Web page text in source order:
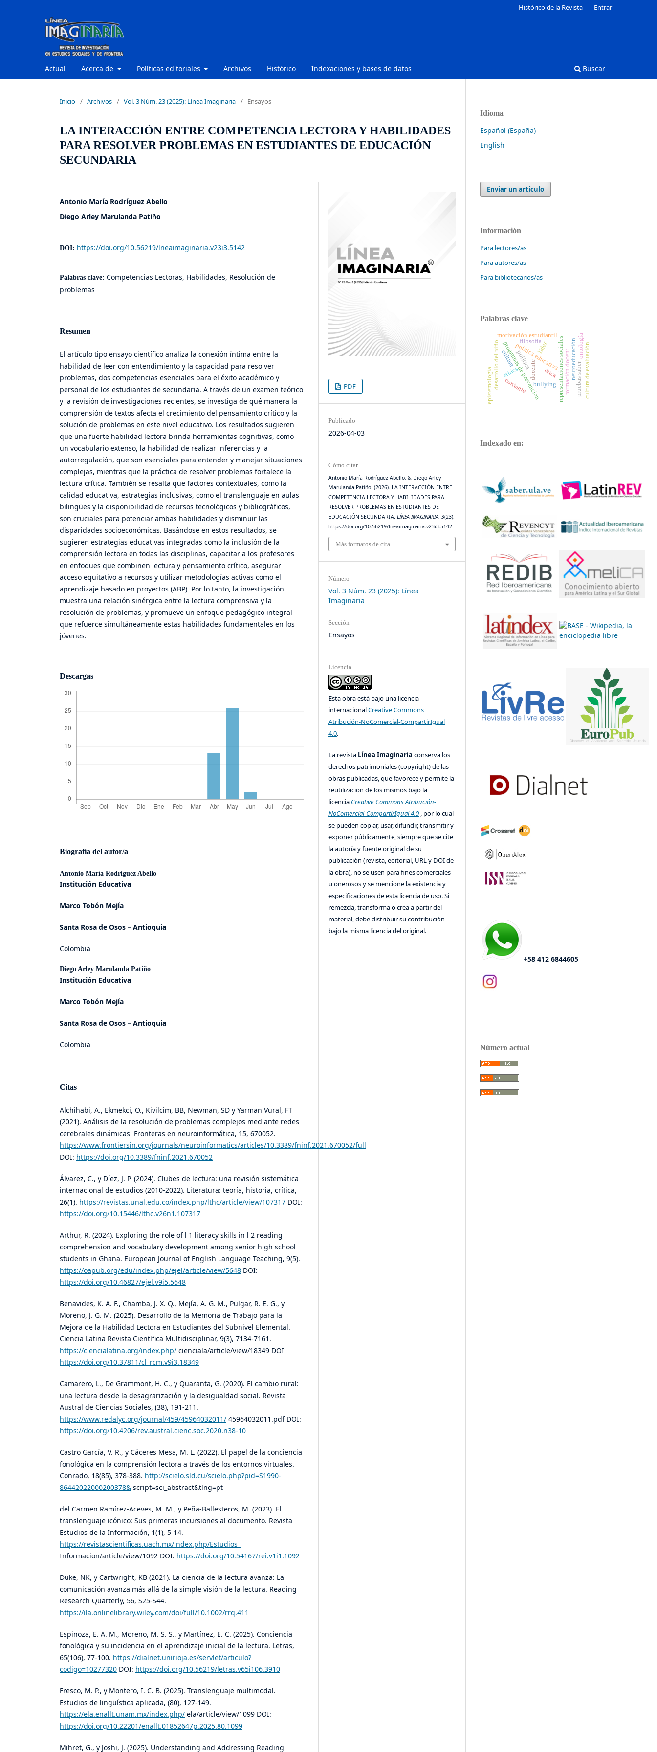
Actual Acerca de Políticas editoriales Archivos Histórico Indexaciones y bases de datos Buscar
Histórico de la Revista Entrar
Inicio / Archivos / Vol. 3 Núm. 23 (2025): Línea Imaginaria / Ensayos
LA INTERACCIÓN ENTRE COMPETENCIA LECTORA Y HABILIDADES
PARA RESOLVER PROBLEMAS EN ESTUDIANTES DE EDUCACIÓN
SECUNDARIA
Antonio María Rodríguez Abello
Diego Arley Marulanda Patiño
DOI: https://doi.org/10.56219/lneaimaginaria.v23i3.5142
Palabras clave: Competencias Lectoras, Habilidades, Resolución de
problemas
Resumen
El artículo tipo ensayo científico analiza la conexión íntima entre la
habilidad de leer con entendimiento y la capacidad para resolver
problemas, dos competencias esenciales para el éxito académico y
personal de los estudiantes de secundaria. A través de un examen teórico
y la revisión de investigaciones recientes, se investiga de qué manera la
comprensión de textos afecta el crecimiento del pensamiento crítico y la
solución de problemas en este nivel educativo. Los resultados sugieren
que una fuerte habilidad lectora brinda herramientas cognitivas, como
un vocabulario extenso, la habilidad de realizar inferencias y la
autorregulación, que son esenciales para entender y manejar situaciones
complejas, mientras que la práctica de resolver problemas fortalece la
lectura crítica. También se resalta que factores contextuales, como la
calidad educativa, estrategias inclusivas, como el translenguaje en aulas
bilingües y la disponibilidad de recursos tecnológicos y bibliográficos,
son cruciales para potenciar ambas habilidades y disminuir las
disparidades socioeconómicas. Basándose en estos resultados, se
sugieren estrategias educativas integradas como la inclusión de la
comprensión lectora en todas las disciplinas, capacitar a los profesores
en enfoques que combinen lectura y pensamiento crítico, asegurar
acceso equitativo a recursos y utilizar metodologías activas como el
aprendizaje basado en proyectos (ABP). Por lo tanto, la investigación
muestra una relación sinérgica entre la lectura comprensiva y la
resolución de problemas, y promueve un enfoque pedagógico integral
que refuerce simultáneamente estas habilidades fundamentales en los
jóvenes.
Descargas
Biografía del autor/a
Antonio María Rodríguez Abello
Institución Educativa
Marco Tobón Mejía
Santa Rosa de Osos – Antioquia
Colombia
Diego Arley Marulanda Patiño
Institución Educativa
Marco Tobón Mejía
Santa Rosa de Osos – Antioquia
Colombia
Citas
Alchihabi, A., Ekmekci, O., Kivilcim, BB, Newman, SD y Yarman Vural, FT
(2021). Análisis de la resolución de problemas complejos mediante redes
cerebrales dinámicas. Fronteras en neuroinformática, 15, 670052.
https://www.frontiersin.org/journals/neuroinformatics/articles/10.3389/fninf.2021.670052/full
DOI: https://doi.org/10.3389/fninf.2021.670052
Álvarez, C., y Díez, J. P. (2024). Clubes de lectura: una revisión sistemática
internacional de estudios (2010-2022). Literatura: teoría, historia, crítica,
26(1). https://revistas.unal.edu.co/index.php/lthc/article/view/107317 DOI:
https://doi.org/10.15446/lthc.v26n1.107317
Arthur, R. (2024). Exploring the role of l 1 literacy skills in l 2 reading
comprehension and vocabulary development among senior high school
students in Ghana. European Journal of English Language Teaching, 9(5).
https://oapub.org/edu/index.php/ejel/article/view/5648 DOI:
https://doi.org/10.46827/ejel.v9i5.5648
Benavides, K. A. F., Chamba, J. X. Q., Mejía, A. G. M., Pulgar, R. E. G., y
Moreno, J. G. M. (2025). Desarrollo de la Memoria de Trabajo para la
Mejora de la Habilidad Lectora en Estudiantes del Subnivel Elemental.
Ciencia Latina Revista Científica Multidisciplinar, 9(3), 7134-7161.
https://ciencialatina.org/index.php/ cienciala/article/view/18349 DOI:
https://doi.org/10.37811/cl_rcm.v9i3.18349
Camarero, L., De Grammont, H. C., y Quaranta, G. (2020). El cambio rural:
una lectura desde la desagrarización y la desigualdad social. Revista
Austral de Ciencias Sociales, (38), 191-211.
https://www.redalyc.org/journal/459/45964032011/ 45964032011.pdf DOI:
https://doi.org/10.4206/rev.austral.cienc.soc.2020.n38-10
Castro García, V. R., y Cáceres Mesa, M. L. (2022). El papel de la conciencia
fonológica en la comprensión lectora a través de los entornos virtuales.
Conrado, 18(85), 378-388. http://scielo.sld.cu/scielo.php?pid=S1990-
86442022000200378& script=sci_abstract&tlng=pt
del Carmen Ramírez-Aceves, M. M., y Peña-Ballesteros, M. (2023). El
translenguaje icónico: Sus primeras incursiones al documento. Revista
Estudios de la Información, 1(1), 5-14.
https://revistascientificas.uach.mx/index.php/Estudios_
Informacion/article/view/1092 DOI: https://doi.org/10.54167/rei.v1i1.1092
Duke, NK, y Cartwright, KB (2021). La ciencia de la lectura avanza: La
comunicación avanza más allá de la simple visión de la lectura. Reading
Research Quarterly, 56, S25-S44.
https://ila.onlinelibrary.wiley.com/doi/full/10.1002/rrq.411
Espinoza, E. A. M., Moreno, M. S. S., y Martínez, E. C. (2025). Conciencia
fonológica y su incidencia en el aprendizaje inicial de la lectura. Letras,
65(106), 77-100. https://dialnet.unirioja.es/servlet/articulo?
codigo=10277320 DOI: https://doi.org/10.56219/letras.v65i106.3910
Fresco, M. P., y Montero, I. C. B. (2025). Translenguaje multimodal.
Estudios de lingüística aplicada, (80), 127-149.
https://ela.enallt.unam.mx/index.php/ ela/article/view/1099 DOI:
https://doi.org/10.22201/enallt.01852647p.2025.80.1099
Mihret, G., y Joshi, J. (2025). Understanding and Addressing Reading
PDF
Publicado
2026-04-03
Cómo citar
Antonio María Rodríguez Abello, & Diego Arley
Marulanda Patiño. (2026). LA INTERACCIÓN ENTRE
COMPETENCIA LECTORA Y HABILIDADES PARA
RESOLVER PROBLEMAS EN ESTUDIANTES DE
EDUCACIÓN SECUNDARIA.LÍNEA IMAGINARIA,3(23).
https://doi.org/10.56219/lneaimaginaria.v23i3.5142
Más formatos de cita
Número
Vol. 3 Núm. 23 (2025): Línea
Imaginaria
Sección
Ensayos
Licencia
Esta obra está bajo una licencia
internacionalCreative Commons
Atribución-NoComercial-CompartirIgual
4.0.
La revista Línea Imaginariaconserva los
derechos patrimoniales (copyright) de las
obras publicadas, que favorece y permite la
reutilización de los mismos bajo la
licencia Creative Commons Atribución-
NoComercial-CompartirIgual 4.0 , por lo cual
se pueden copiar, usar, difundir, transmitir y
exponer públicamente, siempre que se cite
la autoría y fuente original de su
publicación (revista, editorial, URL y DOI de
la obra), no se usen para fines comerciales
u onerosos y se mencione la existencia y
especificaciones de esta licencia de uso. Si
remezcla, transforma o crea a partir del
material, debe distribuir su contribución
bajo la misma licencia del original.
Idioma
Español (España)
English
Enviar un artículo
Información
Para lectores/as
Para autores/as
Para bibliotecarios/as
Palabras clave
representaciones sociales
líder
política educativa
programas de prevención
motivación estudiantil
política
ética
ethics
desarrollo del niño
epistemología corriente
filosofía
formación docentneuroeducaciónpruebas sabercultura de evaluación
ontología
bullying
docente
cultura
Indexado en:
+58 412 6844605
Número actual